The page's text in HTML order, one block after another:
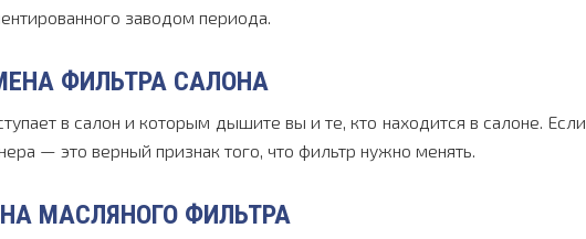
заводом периода.
ФИЛЬТРА САЛОНА
в салон и которым дышите вы и те, кто находится в салоне. Если
— это верный признак того, что фильтр нужно менять.
МАСЛЯНОГО ФИЛЬТРА